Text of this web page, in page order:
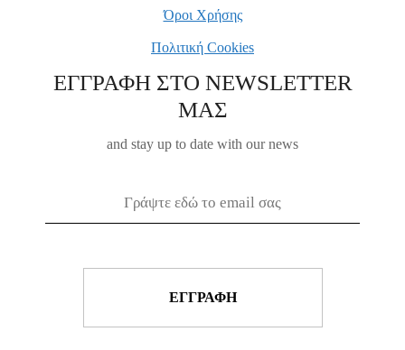
Όροι Χρήσης
Πολιτική Cookies
ΕΓΓΡΑΦΗ ΣΤΟ NEWSLETTER
ΜΑΣ
and stay up to date with our news